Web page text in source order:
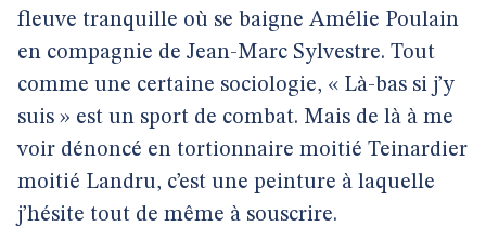
fleuve tranquille où se baigne Amélie Poulain
en compagnie de Jean-Marc Sylvestre. Tout
comme une certaine sociologie, « Là-bas si j’y
suis » est un sport de combat. Mais de là à me
voir dénoncé en tortionnaire moitié Teinardier
moitié Landru, c’est une peinture à laquelle
j’hésite tout de même à souscrire.